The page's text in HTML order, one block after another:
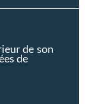
de son
de